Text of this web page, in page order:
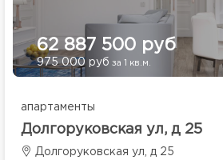
62 887 500 руб
975 000 руб за 1 кв.м.
апартаменты
Долгоруковская ул, д 25
Долгоруковская ул, д 25